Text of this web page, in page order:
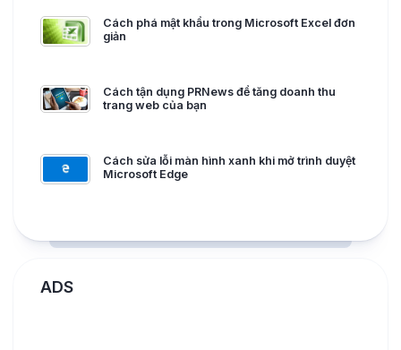
Cách phá mật khẩu trong Microsoft Excel đơn
giản
Cách tận dụng PRNews để tăng doanh thu
trang web của bạn
Cách sửa lỗi màn hình xanh khi mở trình duyệt
Microsoft Edge
ADS